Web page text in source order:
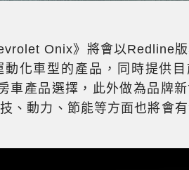
Onix》將會以Redline
化車型的產品，同時提供目
車產品選擇，此外做為品牌
、動力、節能等方面也將會